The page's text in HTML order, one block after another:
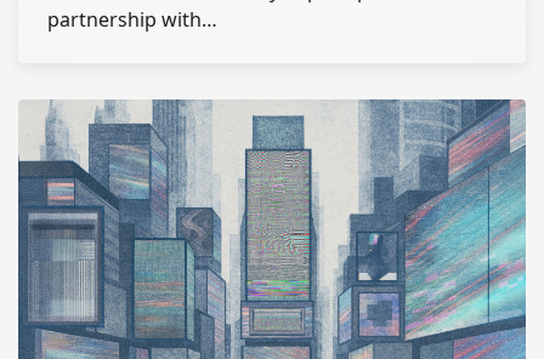
partnership with…